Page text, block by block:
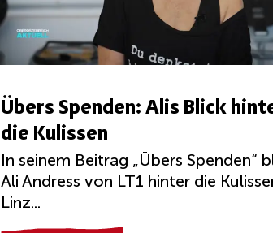
Übers Spenden: Alis Blick
die Kulissen
In seinem Beitrag „Übers Spenden“
Ali Andress von LT1 hinter die
Linz...